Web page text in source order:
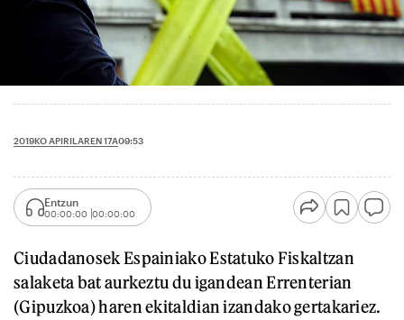
2019KO APIRILAREN 17A09:53
Entzun
00:00:00 00:00:00
Ciudadanosek Espainiako Estatuko Fiskaltzan
salaketa bat aurkeztu du igandean Errenterian
(Gipuzkoa) haren ekitaldian izandako gertakariez.